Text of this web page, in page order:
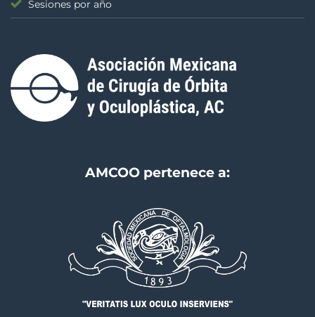
Sesiones por año
AMCOO pertenece a: